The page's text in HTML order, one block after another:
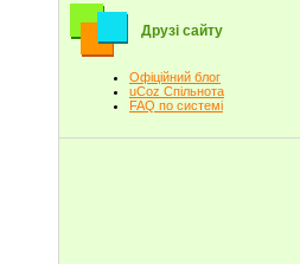
Друзі сайту
Офіційний блог
uCoz Спільнота
FAQ по системі